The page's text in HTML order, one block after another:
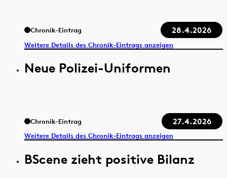
Chronik-Eintrag 28.4.2026
Weitere Details des Chronik-Eintrags anzeigen
Neue Polizei-Uniformen
Chronik-Eintrag 27.4.2026
Weitere Details des Chronik-Eintrags anzeigen
BScene zieht positive Bilanz